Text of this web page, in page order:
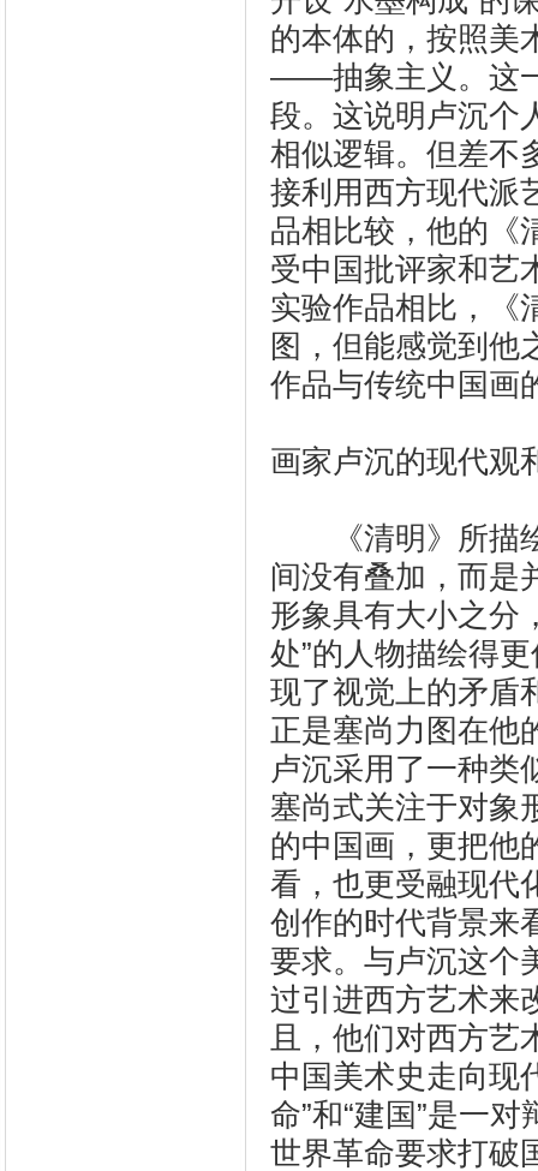
的本体的，按照美
——抽象主义。这
段。这说明卢沉个
相似逻辑。但差不
接利用西方现代派
品相比较，他的《
受中国批评家和艺
实验作品相比，《
图，但能感觉到他
作品与传统中国画
画家卢沉的现代观
《清明》所描绘
间没有叠加，而是
形象具有大小之分
处”的人物描绘得
现了视觉上的矛盾
正是塞尚力图在他
卢沉采用了一种类
塞尚式关注于对象
的中国画，更把他
看，也更受融现代
创作的时代背景来
要求。与卢沉这个
过引进西方艺术来
且，他们对西方艺
中国美术史走向现
命”和“建国”是一
世界革命要求打破